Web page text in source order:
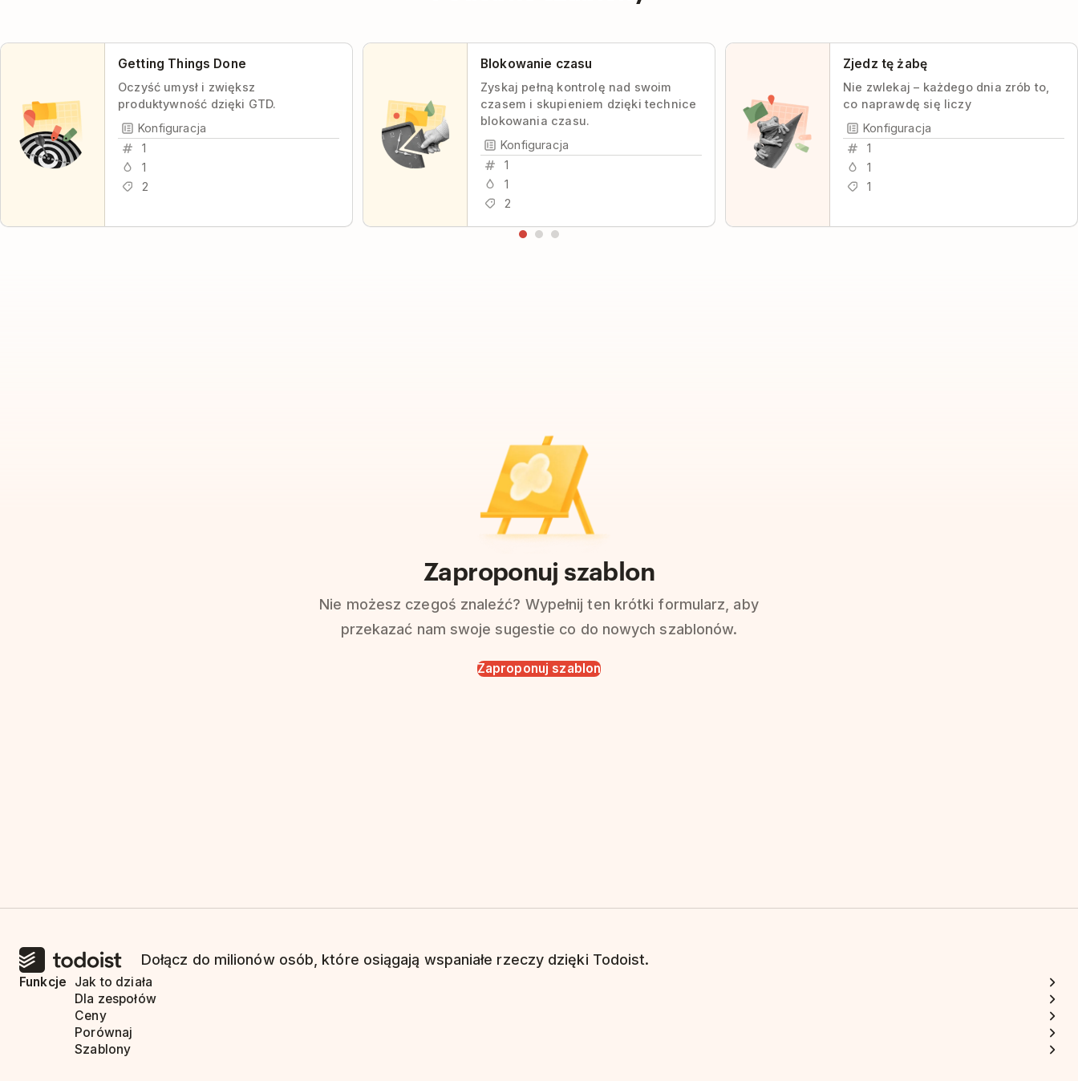
Getting Things Done
Oczyść umysł i zwiększ
produktywność dzięki GTD.
Konfiguracja
1
1
2
Blokowanie czasu
Zyskaj pełną kontrolę nad swoim
czasem i skupieniem dzięki technice
blokowania czasu.
Konfiguracja
1
1
2
Zjedz tę żabę
Nie zwlekaj – każdego dnia zrób to,
co naprawdę się liczy
Konfiguracja
1
1
1
Zaproponuj szablon
Nie możesz czegoś znaleźć? Wypełnij ten krótki formularz, aby
przekazać nam swoje sugestie co do nowych szablonów.
Zaproponuj szablon
Dołącz do milionów osób, które osiągają wspaniałe rzeczy dzięki Todoist.
Funkcje
Jak to działa
Dla zespołów
Ceny
Porównaj
Szablony